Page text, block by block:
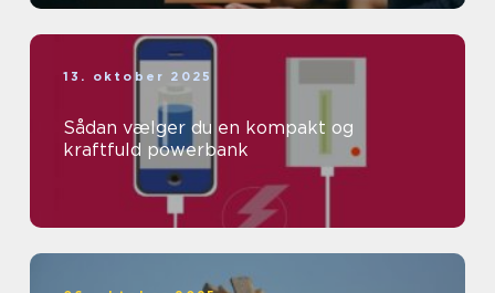
13. oktober 2025
Sådan vælger du en kompakt og
kraftfuld powerbank